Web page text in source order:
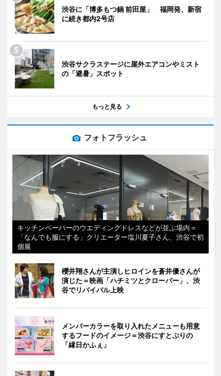
渋谷に「博多もつ鍋 前田屋」 福岡発、新宿
に続き都内2号店
渋谷サクラステージに屋外エアコンやミスト
の「避暑」スポット
もっと見る
フォトフラッシュ
キッチンペーパーのウエディングドレスなどが並ぶ場内＝
「なんでも服にする」クリエーター塩川夏子さん、渋谷で初
個展
櫻井翔さんが主演しヒロインを蒼井優さんが
演じた＝映画「ハチミツとクローバー」、渋
谷でリバイバル上映
メンバーカラーを取り入れたメニューも用意
するフードのイメージ＝渋谷にすとぷりの
「縁日かふぇ」